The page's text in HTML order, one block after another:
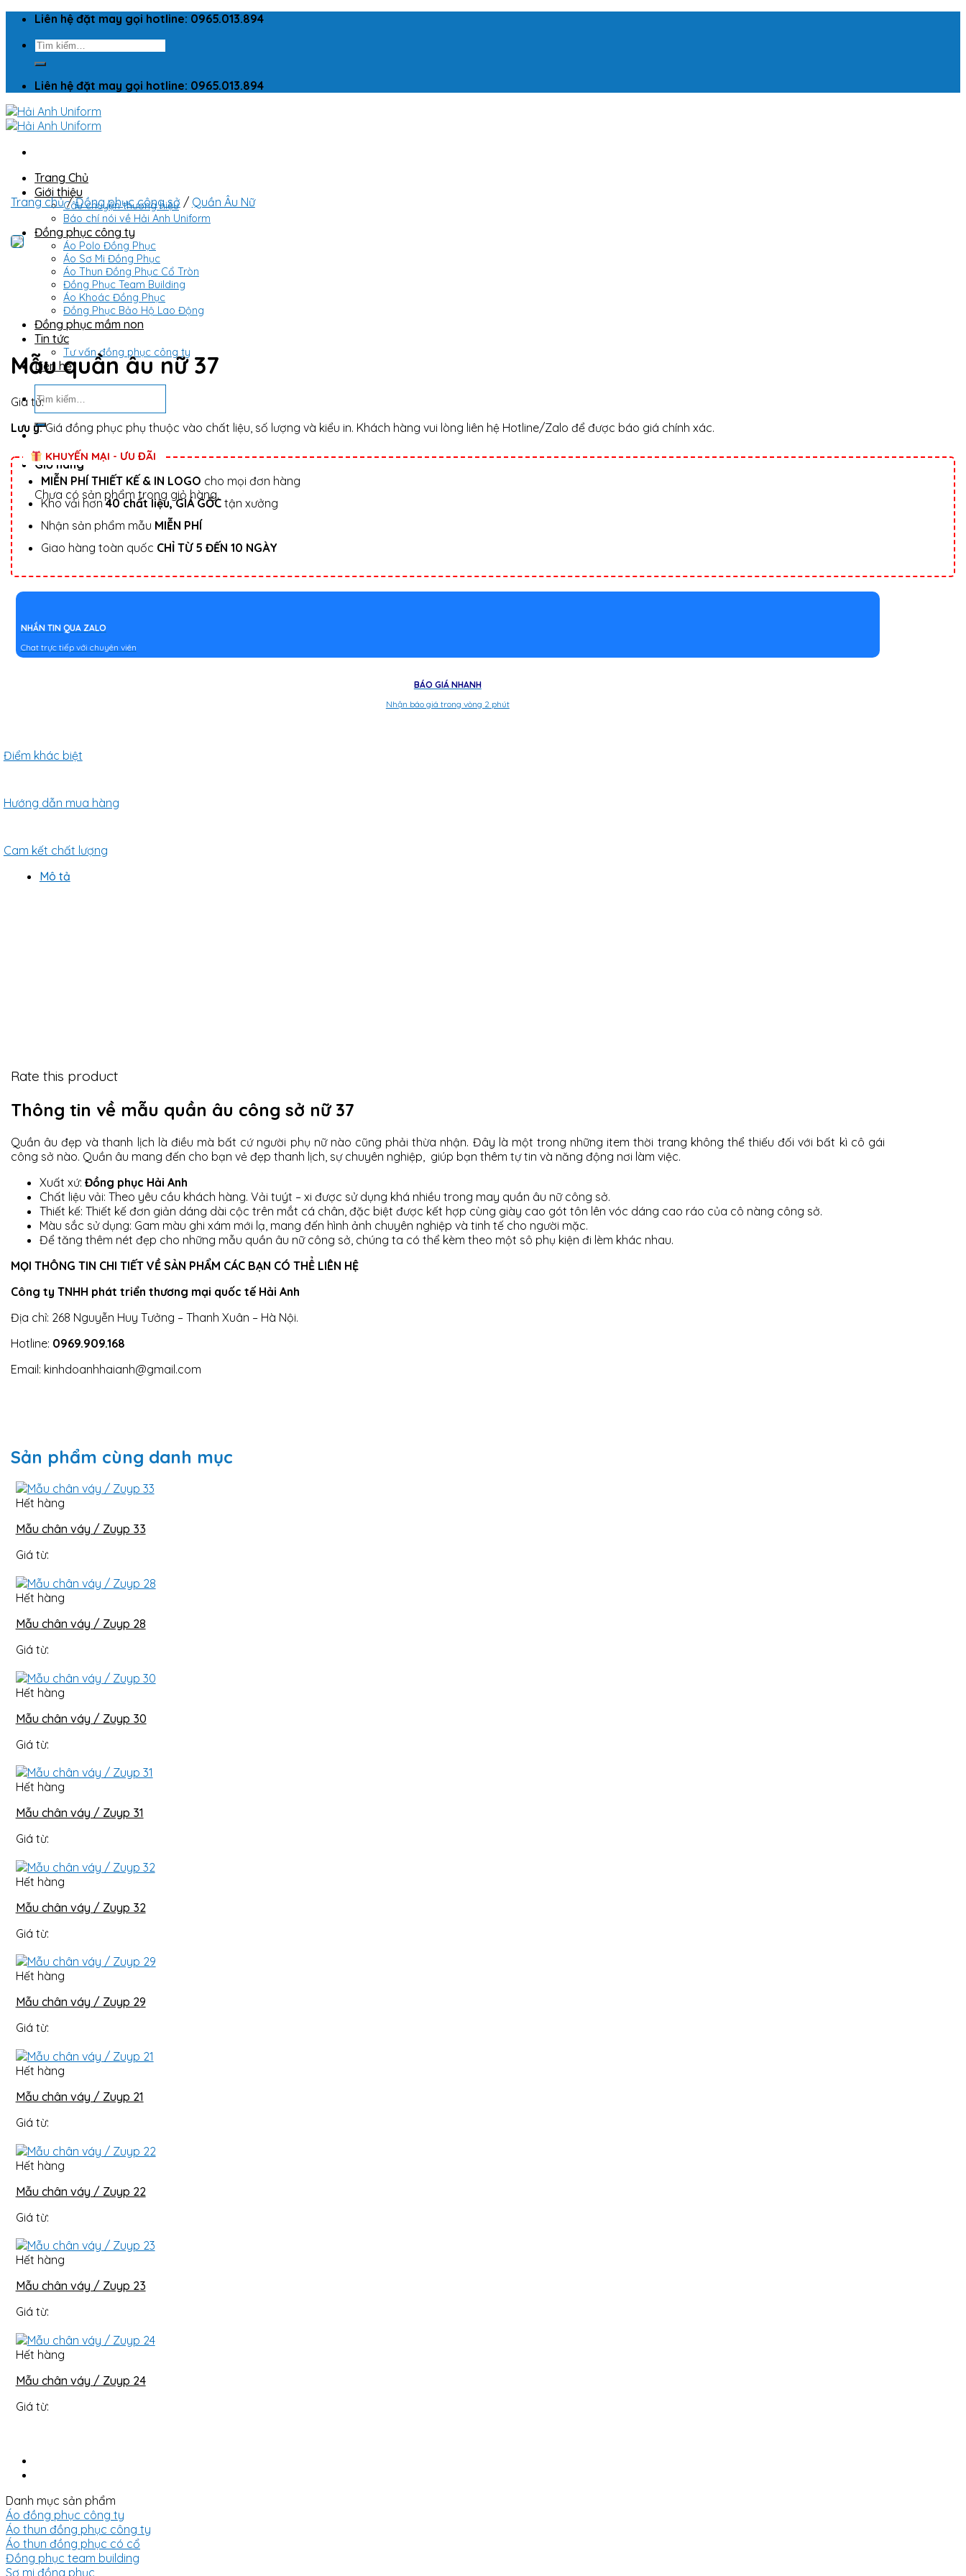
Skip
content
Liên hệ đặt may gọi hotline: 0965.013.894
Tìm
kiếm:
Liên hệ đặt may gọi hotline: 0965.013.894
Trang Chủ
Giới thiệu
Câu chuyện thương hiệu
Báo chí nói về Hải Anh Uniform
Đồng phục công ty
Áo Polo Đồng Phục
Áo Sơ Mi Đồng Phục
Áo Thun Đồng Phục Cổ Tròn
Đồng Phục Team Building
Áo Khoác Đồng Phục
Đồng Phục Bảo Hộ Lao Động
Đồng phục mầm non
Tin tức
Tư vấn đồng phục công ty
Liên hệ
kiếm:
Giỏ hàng
Chưa có sản phẩm trong giỏ hàng.
Trang chủ / Đồng phục công sở / Quần Âu Nữ
Mẫu quần âu nữ 37
Giá từ:
Lưu ý:Giá đồng phục phụ thuộc vào chất liệu, số lượng và kiểu in. Khách hàng vui lòng liên hệ Hotline/Zalo để được báo giá chính xác.
KHUYẾN MẠI - ƯU ĐÃI
MIỄN PHÍ THIẾT KẾ & IN LOGO cho mọi đơn hàng
Kho vải hơn40 chất liệu, GIÁ GỐCtận xưởng
Nhận sản phẩm mẫu MIỄN PHÍ
Giao hàng toàn quốc CHỈ TỪ 5 ĐẾN 10 NGÀY
NHẮN TIN QUA ZALO
Chat trực tiếp với chuyên viên
BÁO GIÁ NHANH
Nhận báo giá trong vòng 2 phút
Điểm khác biệt
Hướng dẫn mua hàng
Cam kết chất lượng
Mô tả
Rate this product
Thông tin về mẫu quần âu công sở nữ 37
Quần âu đẹp và thanh lịch là điều mà bất cứ người phụ nữ nào cũng phải thừa nhận. Đây là một trong những item thời trang không thể thiếu đối với bất kì cô gái
công sở nào. Quần âu mang đến cho bạn vẻ đẹp thanh lịch, sự chuyên nghiệp, giúp bạn thêm tự tin và năng động nơi làm việc.
Xuất xứ: Đồng phục Hải Anh
Chất liệu vải: Theo yêu cầu khách hàng. Vải tuýt – xi được sử dụng khá nhiều trong may quần âu nữ công sở.
Thiết kế: Thiết kế đơn giản dáng dài cộc trên mắt cá chân, đặc biệt được kết hợp cùng giày cao gót tôn lên vóc dáng cao ráo của cô nàng công sở.
Màu sắc sử dụng: Gam màu ghi xám mới lạ, mang đến hình ảnh chuyên nghiệp và tinh tế cho người mặc.
Để tăng thêm nét đẹp cho những mẫu quần âu nữ công sở, chúng ta có thể kèm theo một sô phụ kiện đi lèm khác nhau.
MỌI THÔNG TIN CHI TIẾT VỀ SẢN PHẨM CÁC BẠN CÓ THỂ LIÊN HỆ
Công ty TNHH phát triển thương mại quốc tế Hải Anh
Địa chỉ: 268 Nguyễn Huy Tưởng – Thanh Xuân – Hà Nội.
Hotline: 0969.909.168
Email: kinhdoanhhaianh@gmail.com
Sản phẩm cùng danh mục
Hết hàng
Mẫu chân váy / Zuyp 33
Giá từ:
Hết hàng
Mẫu chân váy / Zuyp 28
Giá từ:
Hết hàng
Mẫu chân váy / Zuyp 30
Giá từ:
Hết hàng
Mẫu chân váy / Zuyp 31
Giá từ:
Hết hàng
Mẫu chân váy / Zuyp 32
Giá từ:
Hết hàng
Mẫu chân váy / Zuyp 29
Giá từ:
Hết hàng
Mẫu chân váy / Zuyp 21
Giá từ:
Hết hàng
Mẫu chân váy / Zuyp 22
Giá từ:
Hết hàng
Mẫu chân váy / Zuyp 23
Giá từ:
Hết hàng
Mẫu chân váy / Zuyp 24
Giá từ:
Danh mục sản phẩm
Áo đồng phục công ty
Áo thun đồng phục công ty
Áo thun đồng phục có cổ
Đồng phục team building
Sơ mi đồng phục